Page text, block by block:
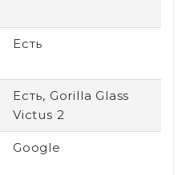
Есть
Есть, Gorilla Glass
Victus 2
Google